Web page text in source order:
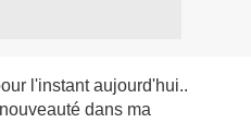
l'instant aujourd'hui..
dans ma